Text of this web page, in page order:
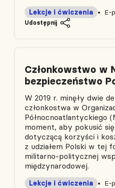
E-
Lekcje i ćwiczenia
Udostępnij
Członkowstwo w
bezpieczeństwo
W 2019 r. minęły dwie
członkostwa w
Północnoatlantyckiego
moment, aby pokusić
dotyczącą korzyści i
z udziałem Polski w tej
militarno‑politycznej
międzynarodowej.
E-
Lekcje i ćwiczenia